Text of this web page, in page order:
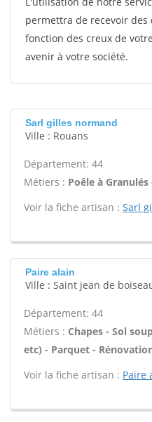
permettra de recevoir des
fonction des creux de
avenir à votre société.
Sarl gilles normand
Ville : Rouans
Département: 44
Métiers : Poêle à Granulés
Voir la fiche artisan : Sarl
Paire alain
Ville : Saint jean de
Département: 44
Métiers : Chapes - Sol
etc) - Parquet -
Voir la fiche artisan : Paire